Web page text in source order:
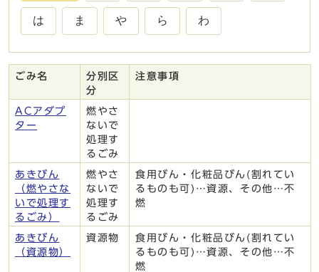
は ま や ら わ
ごみ一覧
ごみ名
分別区
分
注意事項
ACアダプ
ター
燃やさ
ないで
処理す
るごみ
あきびん
（燃やさな
いで処理す
るごみ）
燃やさ
ないで
処理す
るごみ
食用びん・化粧品びん(割れてい
るものも可)…資源、その他…不
燃
あきびん
（資源物）
資源物
食用びん・化粧品びん(割れてい
るものも可)…資源、その他…不
燃